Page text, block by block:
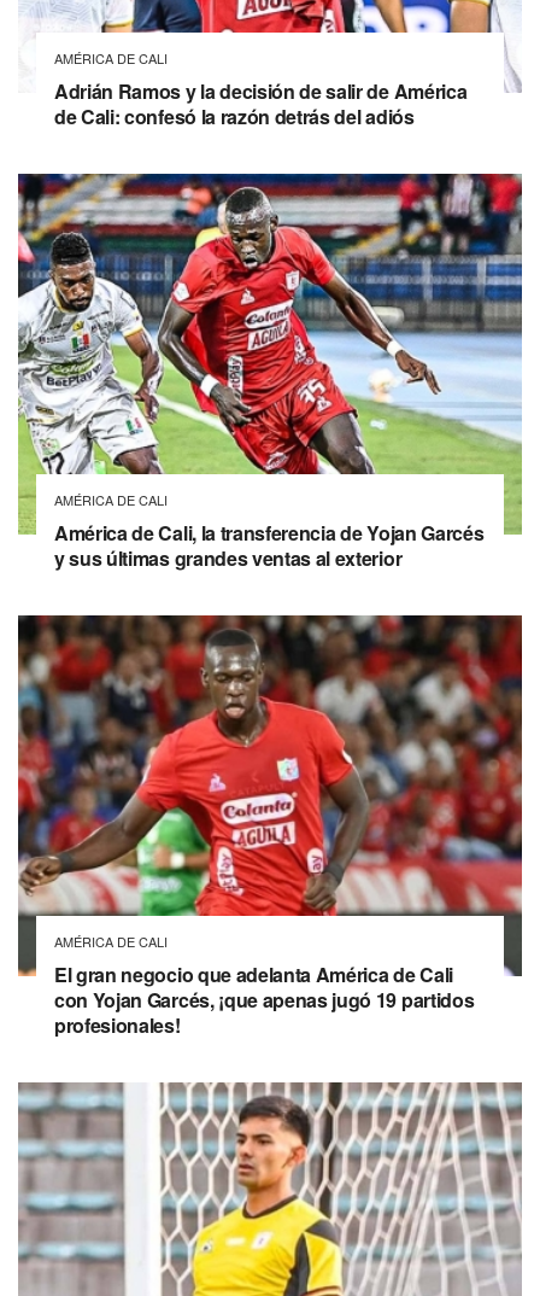
AMÉRICA DE CALI
Adrián Ramos y la decisión de salir de América
de Cali: confesó la razón detrás del adiós
AMÉRICA DE CALI
América de Cali, la transferencia de Yojan Garcés
y sus últimas grandes ventas al exterior
AMÉRICA DE CALI
El gran negocio que adelanta América de Cali
con Yojan Garcés, ¡que apenas jugó 19 partidos
profesionales!